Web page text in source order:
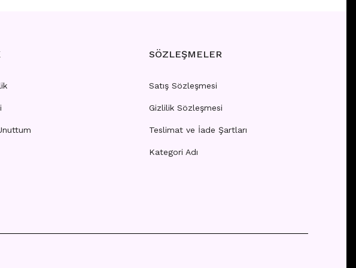
GOLD HIZMA
SÖZLEŞMELER
Satış Sözleşmesi
Gizlilik Sözleşmesi
Teslimat ve İade Şartları
Kategori Adı